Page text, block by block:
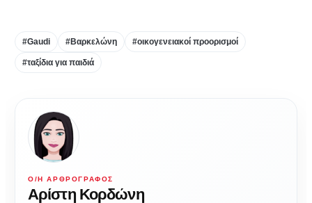
#Gaudi #Βαρκελώνη #οικογενειακοί προορισμοί
#ταξίδια για παιδιά
Ο/Η ΑΡΘΡΟΓΡΆΦΟΣ
Αρίστη Κορδώνη